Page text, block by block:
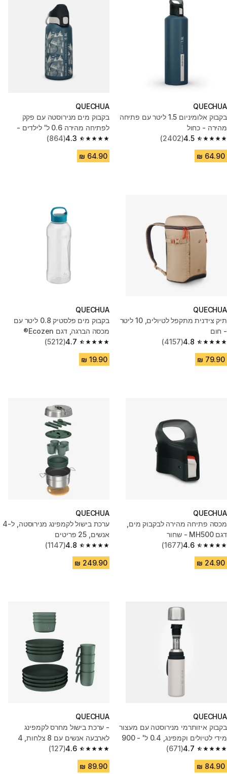
QUECHUA
בקבוק אלומיניום 1.5 ליטר עם פתיחה
מהירה - כחול
4.5
4.5 out of 5 stars from 2402 reviews
(2402)
QUECHUA
בקבוק מים מנירוסטה עם פקק
לפתיחה מהירה 0.6 ל' לילדים -
Flask 500 - כחול4.3
4.3 out of 5 stars from 864 reviews
(864)
QUECHUA
תיק צידנית מתקפל לטיולים, 10 ליטר
- חום
4.8
4.8 out of 5 stars from 4157 reviews
(4157)
QUECHUA
בקבוק מים פלסטיק 0.8 ליטר עם
מכסה הברגה, דגם Ecozen®
4.7
4.7 out of 5 stars from 5212 reviews
(5212)
QUECHUA
מכסה פתיחה מהירה לבקבוק מים,
דגם MH500 - שחור
4.6
4.6 out of 5 stars from 1677 reviews
(1677)
QUECHUA
ערכת בישול לקמפינג מנירוסטה, ל-4
אנשים, 25 פריטים
4.8
4.8 out of 5 stars from 1147 reviews
(1147)
QUECHUA
בקבוק איזותרמי מנירוסטה עם מעצור
מידי לטיולים וקמפינג, 0.4 ל' - 900
4.7
4.7 out of 5 stars from 671 reviews
(671)
QUECHUA
- ערכת בישול מחרס לקמפינג
לארבעה אנשים עם 8 צלחות, 4
קערות ו-4 כוסות
4.6
4.6 out of 5 stars from 127 reviews
(127)